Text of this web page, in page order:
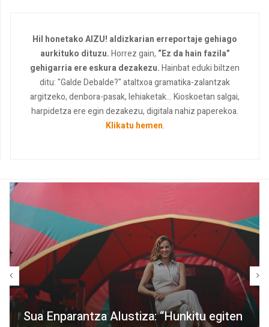
Hil honetako AIZU! aldizkarian erreportaje gehiago
aurkituko dituzu.Horrez gain, “Ez da hain fazila”
gehigarria ere eskura dezakezu.Hainbat eduki biltzen
ditu: "Galde Debalde?" ataltxoa gramatika-zalantzak
argitzeko, denbora-pasak, lehiaketak... Kioskoetan salgai,
harpidetza ere egin dezakezu, digitala nahiz paperekoa.
Klikatu hemen.
Sua Enparantza Alustiza: “Hunkitu egiten